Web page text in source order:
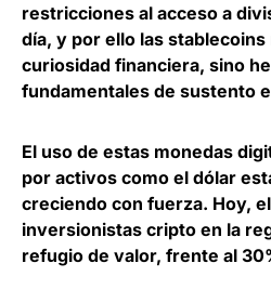
restricciones al acceso a
día, y por ello las stablecoins
curiosidad financiera, sino
fundamentales de sustento
El uso de estas monedas
por activos como el dólar
creciendo con fuerza. Hoy,
inversionistas cripto en la
refugio de valor, frente al